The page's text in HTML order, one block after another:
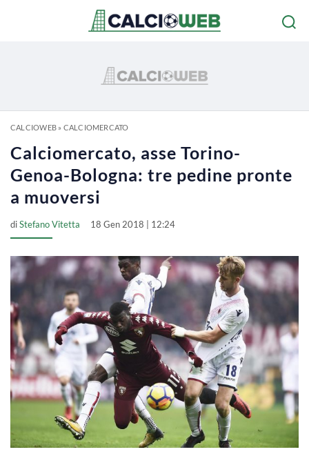
CALCIOWEB» CALCIOMERCATO
Calciomercato, asse Torino-
Genoa-Bologna: tre pedine pronte
a muoversi
diStefano Vitetta 18 Gen 2018 | 12:24